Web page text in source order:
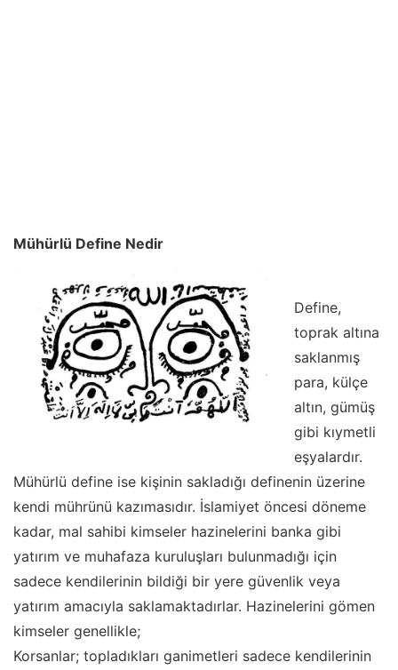
Mühürlü Define Nedir
Define,
toprak altına
saklanmış
para, külçe
altın, gümüş
gibi kıymetli
eşyalardır.
Mühürlü define ise kişinin sakladığı definenin üzerine
kendi mührünü kazımasıdır. İslamiyet öncesi döneme
kadar, mal sahibi kimseler hazinelerini banka gibi
yatırım ve muhafaza kuruluşları bulunmadığı için
sadece kendilerinin bildiği bir yere güvenlik veya
yatırım amacıyla saklamaktadırlar. Hazinelerini gömen
kimseler genellikle;
Korsanlar; topladıkları ganimetleri sadece kendilerinin